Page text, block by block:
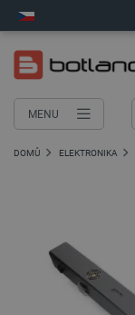
MENU
DOMŮ ELEKTRONIKA